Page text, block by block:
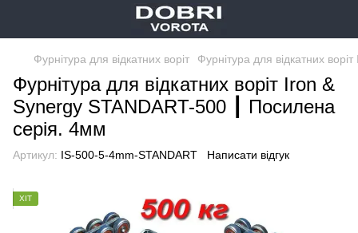
Фурнітура для відкатних воріт Фурнітура для відкатних
Фурнітура для відкатних воріт Iron &
Synergy STANDART-500 ┃ Посилена
серія. 4мм
Артикул: IS-500-5-4mm-STANDART Написати відгук
ХІТ